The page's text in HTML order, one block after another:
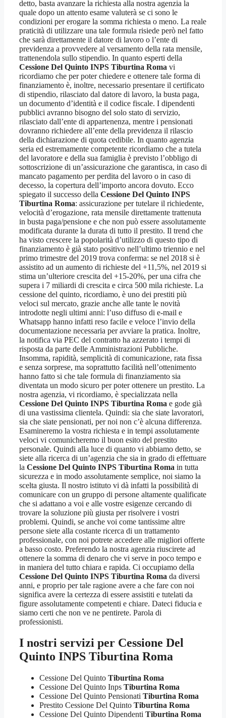
detto, basta avanzare la richiesta alla nostra agenzia la
quale dopo un attento esame valuterà se ci sono le
condizioni per erogare la somma richiesta o meno. La reale
praticità di utilizzare una tale formula risiede però nel fatto
che sarà direttamente il datore di lavoro o l’ente di
previdenza a provvedere al versamento della rata mensile,
trattenendola sullo stipendio. In quanto esperti della
Cessione Del Quinto INPS Tiburtina Roma vi
ricordiamo che per poter chiedere e ottenere tale forma di
finanziamento è, inoltre, necessario presentare il certificato
di stipendio, rilasciato dal datore di lavoro, la busta paga,
un documento d’identità e il codice fiscale. I dipendenti
pubblici avranno bisogno del solo stato di servizio,
rilasciato dall’ente di appartenenza, mentre i pensionati
dovranno richiedere all’ente della previdenza il rilascio
della dichiarazione di quota cedibile. In quanto agenzia
seria ed estremamente competente ricordiamo che a tutela
del lavoratore e della sua famiglia è previsto l’obbligo di
sottoscrizione di un’assicurazione che garantisca, in caso di
mancato pagamento per perdita del lavoro o in caso di
decesso, la copertura dell’importo ancora dovuto. Ecco
spiegato il successo della Cessione Del Quinto INPS
Tiburtina Roma: assicurazione per tutelare il richiedente,
velocità d’erogazione, rata mensile direttamente trattenuta
in busta paga/pensione e che non può essere assolutamente
modificata durante la durata di tutto il prestito. Il trend che
ha visto crescere la popolarità d’utilizzo di questo tipo di
finanziamento è già stato positivo nell’ultimo triennio e nel
primo trimestre del 2019 trova conferma: se nel 2018 si è
assistito ad un aumento di richieste del +11,5%, nel 2019 si
stima un’ulteriore crescita del +15-20%, per una cifra che
supera i 7 miliardi di crescita e circa 500 mila richieste. La
cessione del quinto, ricordiamo, è uno dei prestiti più
veloci sul mercato, grazie anche alle tante le novità
introdotte negli ultimi anni: l’uso diffuso di e-mail e
Whatsapp hanno infatti reso facile e veloce l’invio della
documentazione necessaria per avviare la pratica. Inoltre,
la notifica via PEC del contratto ha azzerato i tempi di
risposta da parte delle Amministrazioni Pubbliche.
Insomma, rapidità, semplicità di comunicazione, rata fissa
e senza sorprese, ma soprattutto facilità nell’ottenimento
hanno fatto si che tale formula di finanziamento sia
diventata un modo sicuro per poter ottenere un prestito. La
nostra agenzia, vi ricordiamo, è specializzata nella
Cessione Del Quinto INPS Tiburtina Roma e gode già
di una vastissima clientela. Quindi: sia che siate lavoratori,
sia che siate pensionati, per noi non c’è alcuna differenza.
Esamineremo la vostra richiesta e in tempi assolutamente
veloci vi comunicheremo il buon esito del prestito
personale. Quindi alla luce di quanto vi abbiamo detto, se
siete alla ricerca di un’agenzia che sia in grado di effettuare
la Cessione Del Quinto INPS Tiburtina Roma in tutta
sicurezza e in modo assolutamente semplice, noi siamo la
scelta giusta. Il nostro istituto vi dà infatti la possibilità di
comunicare con un gruppo di persone altamente qualificate
che si adattano a voi e alle vostre esigenze cercando di
trovare la soluzione più giusta per risolvere i vostri
problemi. Quindi, se anche voi come tantissime altre
persone siete alla costante ricerca di un trattamento
professionale, con noi potrete accedere alle migliori offerte
a basso costo. Preferendo la nostra agenzia riuscirete ad
ottenere la somma di denaro che vi serve in poco tempo e
in maniera del tutto chiara e rapida. Ci occupiamo della
Cessione Del Quinto INPS Tiburtina Roma da diversi
anni, e proprio per tale ragione avere a che fare con noi
significa avere la certezza di essere assistiti e tutelati da
figure assolutamente competenti e chiare. Dateci fiducia e
siamo certi che non ve ne pentirete. Parola di
professionisti.
I nostri servizi per Cessione Del
Quinto INPS Tiburtina Roma
Cessione Del Quinto Tiburtina Roma
Cessione Del Quinto Inps Tiburtina Roma
Cessione Del Quinto Pensionati Tiburtina Roma
Prestito Cessione Del Quinto Tiburtina Roma
Cessione Del Quinto Dipendenti Tiburtina Roma